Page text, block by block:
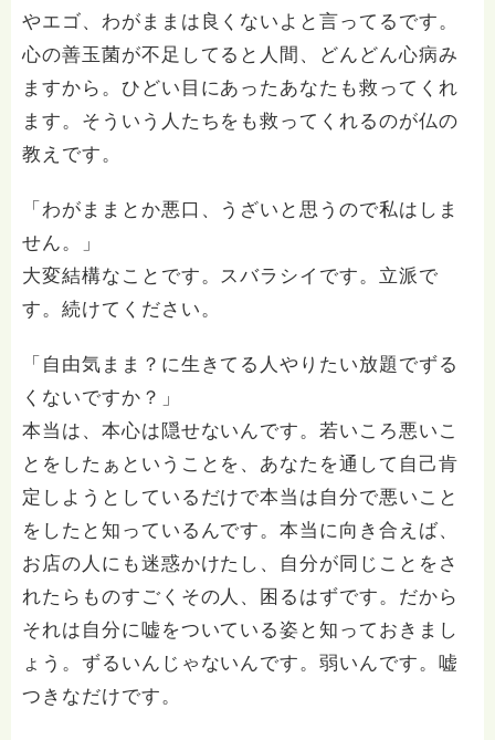
やエゴ、わがままは良くないよと言ってるです。
心の善玉菌が不足してると人間、どんどん心病み
ますから。ひどい目にあったあなたも救ってくれ
ます。そういう人たちをも救ってくれるのが仏の
教えです。
「わがままとか悪口、うざいと思うので私はしま
せん。」
大変結構なことです。スバラシイです。立派で
す。続けてください。
「自由気まま？に生きてる人やりたい放題でずる
くないですか？」
本当は、本心は隠せないんです。若いころ悪いこ
とをしたぁということを、あなたを通して自己肯
定しようとしているだけで本当は自分で悪いこと
をしたと知っているんです。本当に向き合えば、
お店の人にも迷惑かけたし、自分が同じことをさ
れたらものすごくその人、困るはずです。だから
それは自分に嘘をついている姿と知っておきまし
ょう。ずるいんじゃないんです。弱いんです。嘘
つきなだけです。